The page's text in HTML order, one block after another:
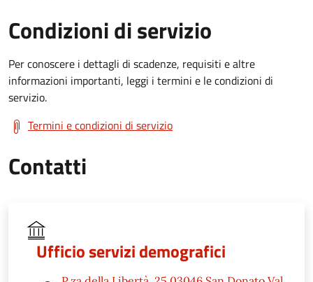
Condizioni di servizio
Per conoscere i dettagli di scadenze, requisiti e altre
informazioni importanti, leggi i termini e le condizioni di
servizio.
Termini e condizioni di servizio
Contatti
Ufficio servizi demografici